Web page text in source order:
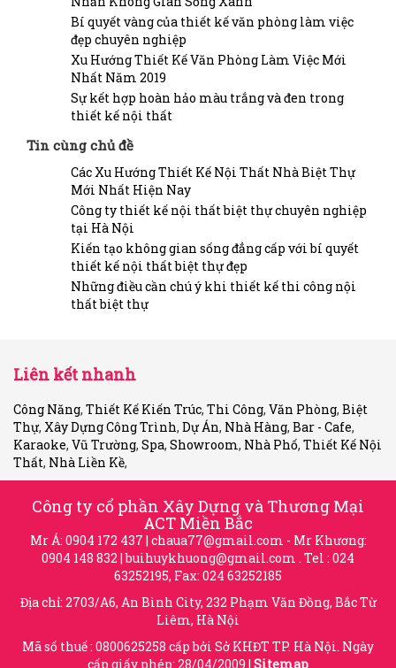
Bí quyết vàng của thiết kế văn phòng làm việc
đẹp chuyên nghiệp
Xu Hướng Thiết Kế Văn Phòng Làm Việc Mới
Nhất Năm 2019
Sự kết hợp hoàn hảo màu trắng và đen trong
thiết kế nội thất
Tin cùng chủ đề
Các Xu Hướng Thiết Kế Nội Thất Nhà Biệt Thự
Mới Nhất Hiện Nay
Công ty thiết kế nội thất biệt thự chuyên nghiệp
tại Hà Nội
Kiến tạo không gian sống đẳng cấp với bí quyết
thiết kế nội thất biệt thự đẹp
Những điều cần chú ý khi thiết kế thi công nội
thất biệt thự
Liên kết nhanh
Công Năng, Thiết Kế Kiến Trúc, Thi Công, Văn Phòng, Biệt
Thự, Xây Dựng Công Trình, Dự Án, Nhà Hàng, Bar - Cafe,
Karaoke, Vũ Trường, Spa, Showroom, Nhà Phố, Thiết Kế Nội
Thất, Nhà Liền Kề,
Công ty cổ phần Xây Dựng và Thương Mại
ACT Miền Bắc
Mr Á: 0904 172 437 | chaua77@gmail.com - Mr Khương:
0904 148 832 |buihuykhuong@gmail.com . Tel : 024
63252195, Fax: 024 63252185
Địa chỉ: 2703/A6, An Bình City, 232 Phạm Văn Đồng, Bắc Từ
Liêm, Hà Nội
Mã số thuế : 0800625258 cấp bởi Sở KHĐT TP. Hà Nội. Ngày
cấp giấy phép: 28/04/2009 | Sitemap